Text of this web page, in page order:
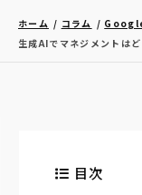
ホーム コラム
生成AIでマネジメントは
目次